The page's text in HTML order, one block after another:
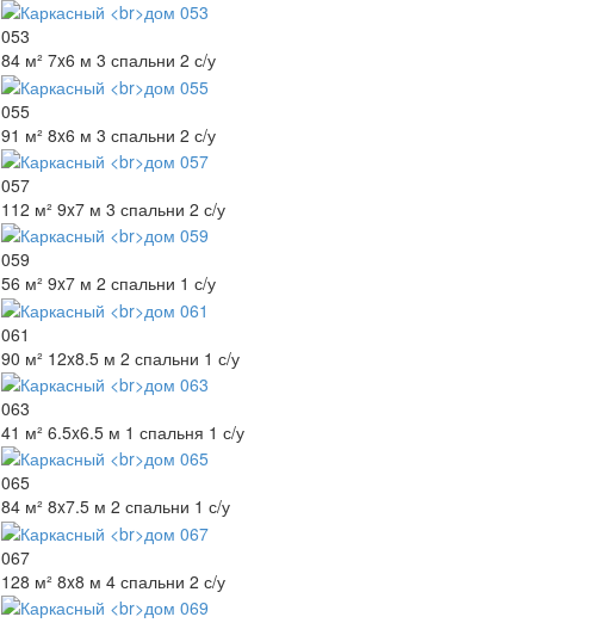
053
84 м² 7x6 м 3 спальни 2 с/у
055
91 м² 8x6 м 3 спальни 2 с/у
057
112 м² 9x7 м 3 спальни 2 с/у
059
56 м² 9x7 м 2 спальни 1 с/у
061
90 м² 12x8.5 м 2 спальни 1 с/у
063
41 м² 6.5x6.5 м 1 спальня 1 с/у
065
84 м² 8x7.5 м 2 спальни 1 с/у
067
128 м² 8x8 м 4 спальни 2 с/у